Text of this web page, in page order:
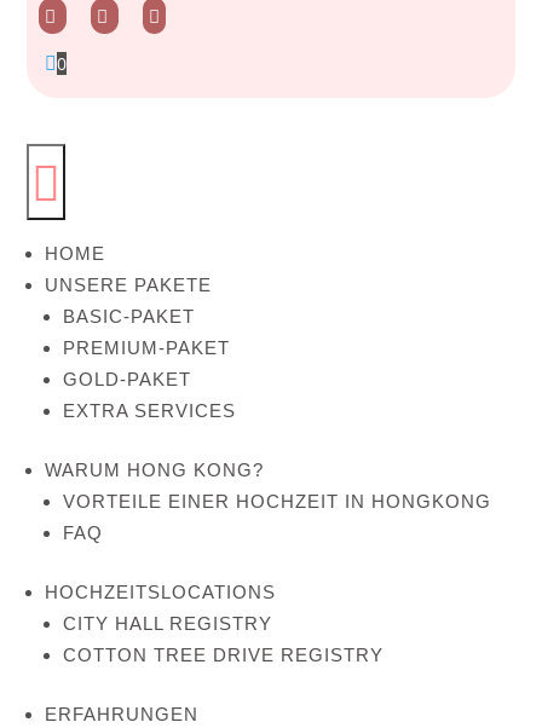
  
0

HOME
UNSERE PAKETE
BASIC-PAKET
PREMIUM-PAKET
GOLD-PAKET
EXTRA SERVICES
WARUM HONG KONG?
VORTEILE EINER HOCHZEIT IN HONGKONG
FAQ
HOCHZEITSLOCATIONS
CITY HALL REGISTRY
COTTON TREE DRIVE REGISTRY
ERFAHRUNGEN